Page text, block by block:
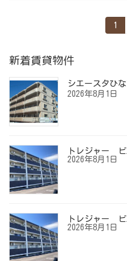
の
ペ
ー
ジ
送
り
固
定
1
新着賃貸物件
シエースタひ
2026年8月1日
トレジャー ビ
2026年8月1日
トレジャー ビ
2026年8月1日